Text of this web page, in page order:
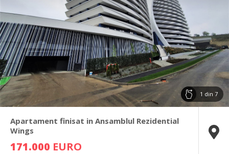
1 din 7
Apartament finisat in Ansamblul Rezidential
Wings
171.000 EURO